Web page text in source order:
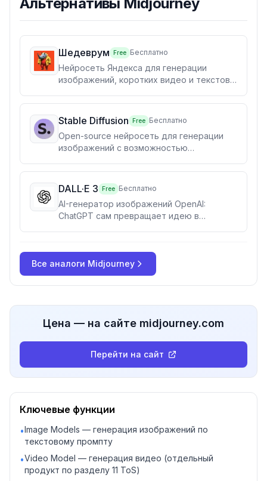
Шедеврум Free Бесплатно
Нейросеть Яндекса для генерации
изображений, коротких видео и текстов
приложения, авторизация через Яндекс
ID.
Stable Diffusion Free Бесплатно
Open-source нейросеть для генерации
изображений с возможностью
глубокой кастомизации
DALL·E 3 Free Бесплатно
AI-генератор изображений OpenAI:
ChatGPT сам превращает идею в
(включая бесплатный тариф) и через API.
Права на сгенерированные изображения
принадлежат пользователю.
Все аналоги Midjourney
Цена — на сайте midjourney.com
Перейти на сайт
Ключевые функции
•Image Models — генерация изображений по
текстовому промпту
•Video Model — генерация видео (отдельный
продукт по разделу 11 ToS)